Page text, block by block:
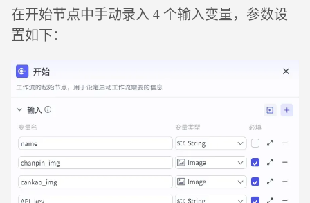
在开始节点中手动录入 4 个输入变量，参数设
置如下：